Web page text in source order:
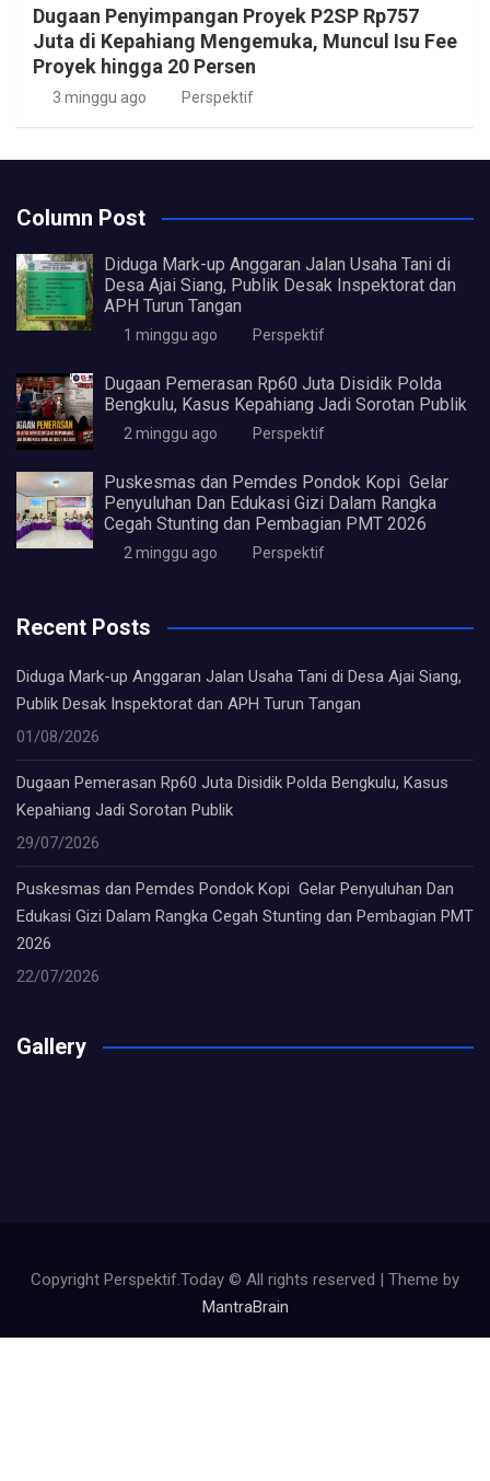
Dugaan Penyimpangan Proyek P2SP Rp757
Juta di Kepahiang Mengemuka, Muncul Isu Fee
Proyek hingga 20 Persen
3 minggu ago Perspektif
Column Post
Diduga Mark-up Anggaran Jalan Usaha Tani di
Desa Ajai Siang, Publik Desak Inspektorat dan
APH Turun Tangan
1 minggu ago Perspektif
Dugaan Pemerasan Rp60 Juta Disidik Polda
Bengkulu, Kasus Kepahiang Jadi Sorotan Publik
2 minggu ago Perspektif
Puskesmas dan Pemdes Pondok Kopi Gelar
Penyuluhan Dan Edukasi Gizi Dalam Rangka
Cegah Stunting dan Pembagian PMT 2026
2 minggu ago Perspektif
Recent Posts
Diduga Mark-up Anggaran Jalan Usaha Tani di Desa Ajai Siang,
Publik Desak Inspektorat dan APH Turun Tangan
01/08/2026
Dugaan Pemerasan Rp60 Juta Disidik Polda Bengkulu, Kasus
Kepahiang Jadi Sorotan Publik
29/07/2026
Puskesmas dan Pemdes Pondok Kopi Gelar Penyuluhan Dan
Edukasi Gizi Dalam Rangka Cegah Stunting dan Pembagian PMT
2026
22/07/2026
Gallery
Copyright Perspektif.Today © All rights reserved | Theme by
MantraBrain